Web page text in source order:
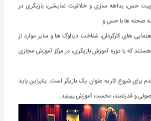
حس، بداهه سازی و خلاقیت نمایشی، بازیگری در
صحنه‌ ها با حس و
های کارگردان، شناخت دیالوگ ها و سایر موارد از
که با دوره آموزش بازیگری، در مرکز آموزش مجازی
برای شروع کار به عنوان یک بازیگر است. بنابراین باید
و قدرتمند، نخست آموزش ببینید.